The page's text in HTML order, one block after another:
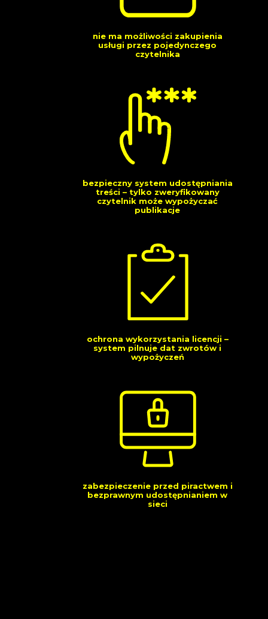
nie ma możliwości zakupienia
usługi przez pojedynczego
czytelnika
bezpieczny system udostępniania
treści – tylko zweryfikowany
czytelnik może wypożyczać
publikacje
ochrona wykorzystania licencji –
system pilnuje dat zwrotów i
wypożyczeń
zabezpieczenie przed piractwem i
bezprawnym udostępnianiem w
sieci